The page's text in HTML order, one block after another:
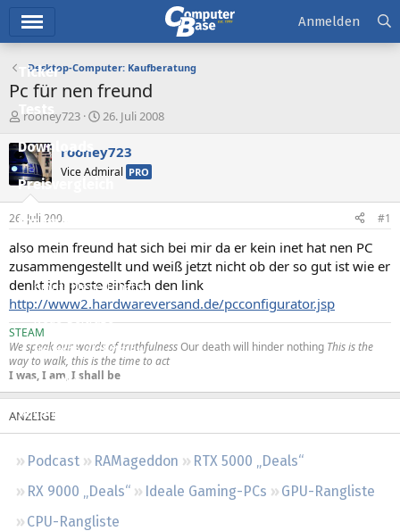
Ticker
Downloads
Preisvergleich
Forum
Aktuelles
Empfohlene Inhalte
Neue Beiträge
Neueste Aktivitäten
Leserartikel
Regeln
Podcast RAMageddon
RTX 5000 „Deals“
RX 9000 „Deals“
Ideale Gaming-PCs
GPU-Rangliste
CPU-Rangliste
Anmelden
Desktop-Computer: Kaufberatung
Pc für nen freund
E
s
t
e
e
r
rooney723
E
s
t
e
t
a
m
26. Juli 2008
rooney723
Vice Admiral PRO
26. Juli 2008 #1
also mein freund hat sich bei mir da er kein inet hat nen PC
zusammengestellt und weiß jetzt nicht ob der so gut ist wie er
denkt ich poste einfach den link
http://www2.hardwareversand.de/pcconfigurator.jsp
STEAM
We speak our words of truthfulnessOur death will hinder nothing This is the
way to walk, this is the time to act
I was, I am, I shall be